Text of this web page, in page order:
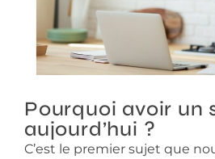
Pourquoi avoir un
aujourd’hui ?
C’est le premier sujet que